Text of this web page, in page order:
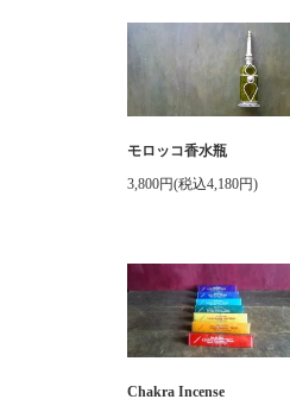
モロッコ香水瓶
3,800円(税込4,180円)
Chakra Incense